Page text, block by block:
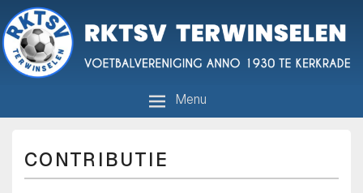
R.K.T.S.V. Terwinselen
Voetbalvereniging anno 1930 te Kerkrade
Menu
CONTRIBUTIE